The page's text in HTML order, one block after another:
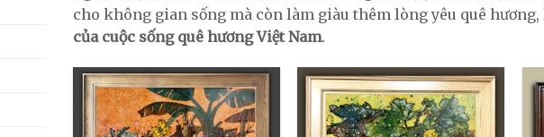
cho không gian sống mà còn làm giàu thêm lòng yêu quê hương,
của cuộc sống quê hương Việt Nam.